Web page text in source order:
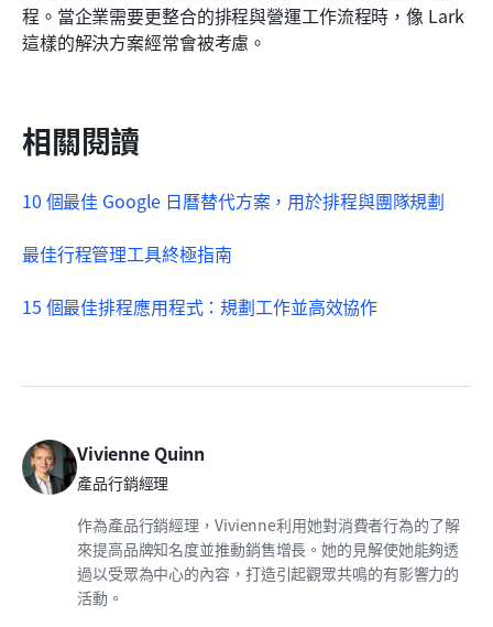
程。當企業需要更整合的排程與營運工作流程時，像 Lark
這樣的解決方案經常會被考慮。
相關閱讀
10 個最佳 Google 日曆替代方案，用於排程與團隊規劃
最佳行程管理工具終極指南
15 個最佳排程應用程式：規劃工作並高效協作
Vivienne Quinn
產品行銷經理
作為產品行銷經理，Vivienne利用她對消費者行為的了解
來提高品牌知名度並推動銷售增長。她的見解使她能夠透
過以受眾為中心的內容，打造引起觀眾共鳴的有影響力的
活動。